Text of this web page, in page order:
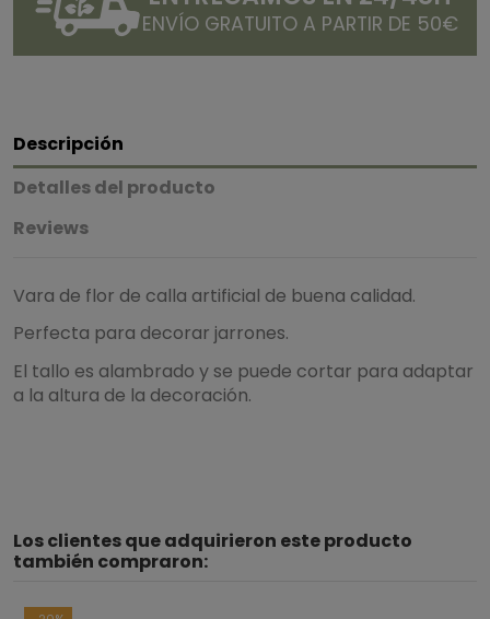
ENVÍO GRATUITO A PARTIR DE 50€
Descripción
Detalles del producto
Reviews
Vara de flor de calla artificial de buena calidad.
Perfecta para decorar jarrones.
El tallo es alambrado y se puede cortar para adaptar
a la altura de la decoración.
Basado en1 opiniones
sometidas a control
Ver todas las reseñas de este sitio
Los clientes que adquirieron este producto
también compraron: